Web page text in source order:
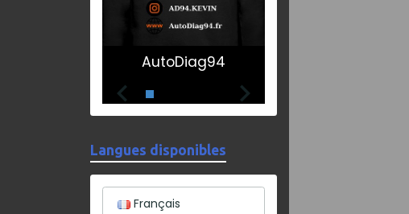
AutoDiag94
Langues disponibles
Français